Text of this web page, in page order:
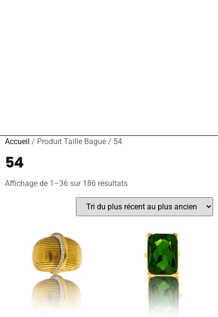
Accueil / Produit Taille Bague / 54
54
Affichage de 1–36 sur 186 résultats